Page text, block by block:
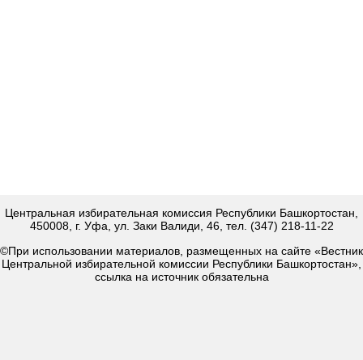
Центральная избирательная комиссия Республики Башкортостан,
450008, г. Уфа, ул. Заки Валиди, 46, тел. (347) 218-11-22
©При использовании материалов, размещенных на сайте «Вестник
Центральной избирательной комиссии Республики Башкортостан»,
ссылка на источник обязательна